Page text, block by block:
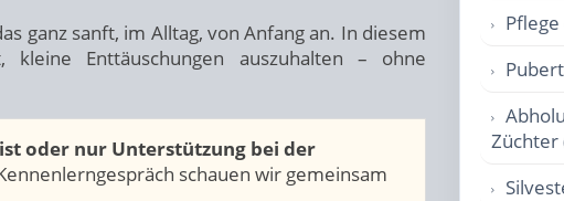
ganz sanft, im Alltag, von Anfang an. In diesem
Enttäuschungen auszuhalten – ohne
oder nur Unterstützung bei der
schauen wir gemeinsam
Pflege
Züchter